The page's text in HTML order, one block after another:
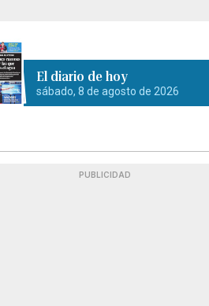
El diario de hoy
sábado, 8 de agosto de 2026
PUBLICIDAD